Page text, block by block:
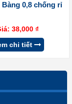
0,8 chống rỉ
38,000 ₫
chi tiết